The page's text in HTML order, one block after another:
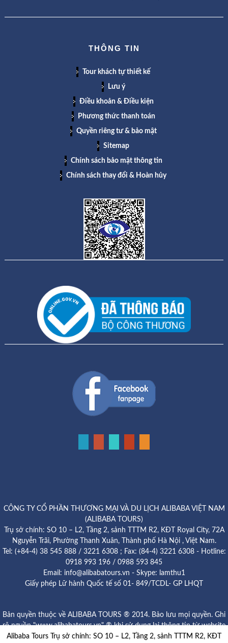
THÔNG TIN
Tour khách tự thiết kế
Lưu ý
Điều khoản & Điều kiện
Phương thức thanh toán
Quyền riêng tư & bảo mật
Sitemap
Chính sách bảo mật thông tin
Chính sách thay đổi & Hoàn hủy
CÔNG TY CỔ PHẦN THƯƠNG MẠI VÀ DU LỊCH ALIBABA VIỆT NAM
(ALIBABA TOURS)
Trụ sở chính: SO 10 – L2, Tầng 2, sảnh TTTM R2, KĐT Royal City, 72A
Nguyễn Trãi, Phường Thanh Xuân, Thành phố Hà Nội , Việt Nam.
Tel: (+84-4) 38 545 888 / 3221 6308 ; Fax: (84-4) 3221 6308 - Hotline:
0918 993 196 / 0988 593 845
Email: info@alibabatours.vn - Skype: lamthu1
Giấy phép Lữ hành Quốc tế số 01- 849/TCDL- GP LHQT
Bản quyền thuộc về ALIBABA TOURS ® 2014. Bảo lưu mọi quyền. Ghi
rõ nguồn "www.alibabatours.vn" ® khi sử dụng lại thông tin từ website
này.
Alibaba Tours Trụ sở chính: SO 10 – L2, Tầng 2, sảnh TTTM R2, KĐT